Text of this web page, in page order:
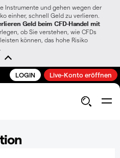
Instrumente und gehen wegen der
einher, schnell Geld zu verlieren.
Geld beim CFD-Handel mit
ob Sie verstehen, wie CFDs
können, das hohe Risiko
LOGIN Live-Konto eröffnen